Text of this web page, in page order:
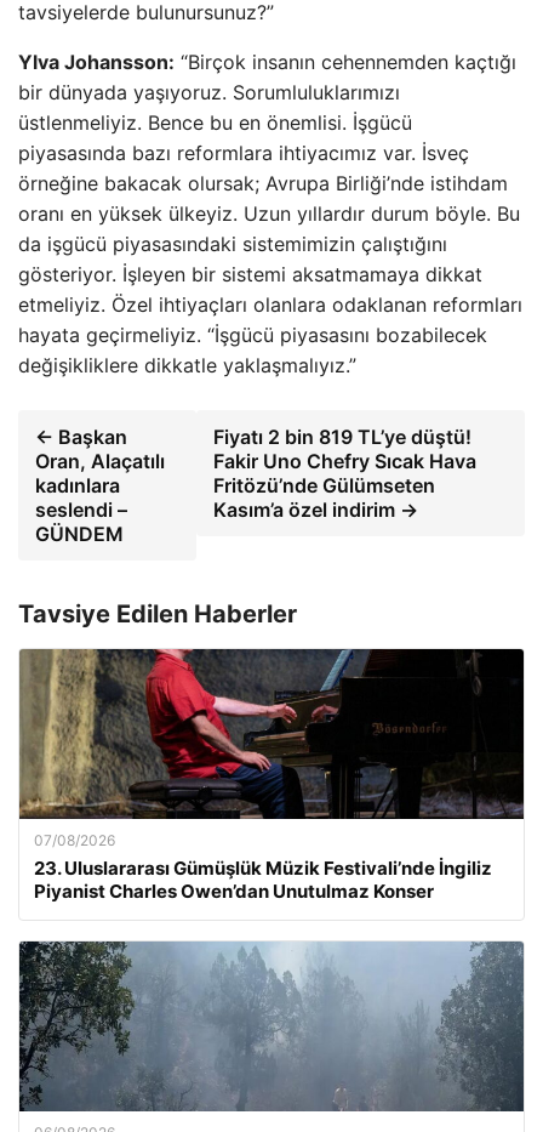
tavsiyelerde bulunursunuz?”
Ylva Johansson: “Birçok insanın cehennemden kaçtığı
bir dünyada yaşıyoruz. Sorumluluklarımızı
üstlenmeliyiz. Bence bu en önemlisi. İşgücü
piyasasında bazı reformlara ihtiyacımız var. İsveç
örneğine bakacak olursak; Avrupa Birliği’nde istihdam
oranı en yüksek ülkeyiz. Uzun yıllardır durum böyle. Bu
da işgücü piyasasındaki sistemimizin çalıştığını
gösteriyor. İşleyen bir sistemi aksatmamaya dikkat
etmeliyiz. Özel ihtiyaçları olanlara odaklanan reformları
hayata geçirmeliyiz. “İşgücü piyasasını bozabilecek
değişikliklere dikkatle yaklaşmalıyız.”
← Başkan
Oran, Alaçatılı
kadınlara
seslendi –
GÜNDEM
Fiyatı 2 bin 819 TL’ye düştü!
Fakir Uno Chefry Sıcak Hava
Fritözü’nde Gülümseten
Kasım’a özel indirim →
Tavsiye Edilen Haberler
07/08/2026
23. Uluslararası Gümüşlük Müzik Festivali’nde İngiliz
Piyanist Charles Owen’dan Unutulmaz Konser